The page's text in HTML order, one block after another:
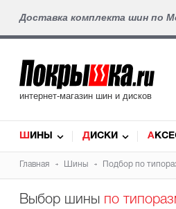
Доставка комплекта шин по
интернет-магазин шин и дисков
ШИНЫ ДИСКИ
Главная Шины Подбор по
Выбор шины по